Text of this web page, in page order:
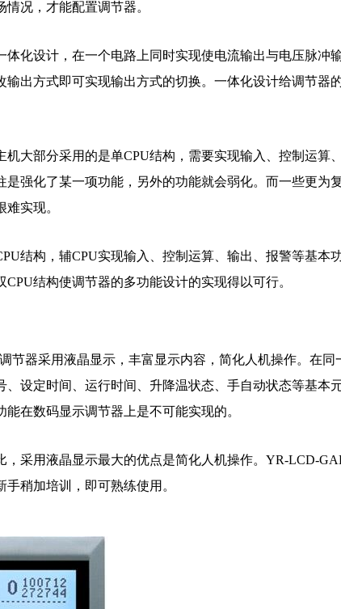
况，才能配置调节器。
体化设计，在一个电路上同时实现使电流输出与电压脉冲
输出方式即可实现输出方式的切换。一体化设计给调节器
机大部分采用的是单CPU结构，需要实现输入、控制运算
是强化了某一项功能，另外的功能就会弱化。而一些更为
实现。
结构，辅CPU实现输入、控制运算、输出、报警等基本
结构使调节器的多功能设计的实现得以可行。
节器采用液晶显示，丰富显示内容，简化人机操作。在
、设定时间、运行时间、升降温状态、手自动状态等基本
在数码显示调节器上是不可能实现的。
，采用液晶显示最大的优点是简化人机操作。YR-LCD-
稍加培训，即可熟练使用。